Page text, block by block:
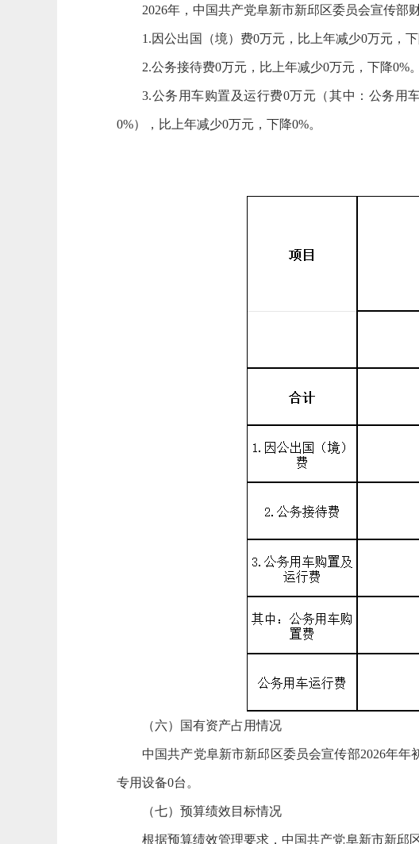
2026年，中国共产党阜新市新邱区委员会宣传部
1.因公出国（境）费0万元，比上年减少0万元，下
2.公务接待费0万元，比上年减少0万元，下降0%。
3.公务用车购置及运行费0万元（其中：公务用
0%），比上年减少0万元，下降0%。
（六） 国有资产占用情况
中国共产党阜新市新邱区委员会宣传部2026年
专用设备0台。
（七）预算绩效目标情况
根据预算绩效管理要求，中国共产党阜新市新邱